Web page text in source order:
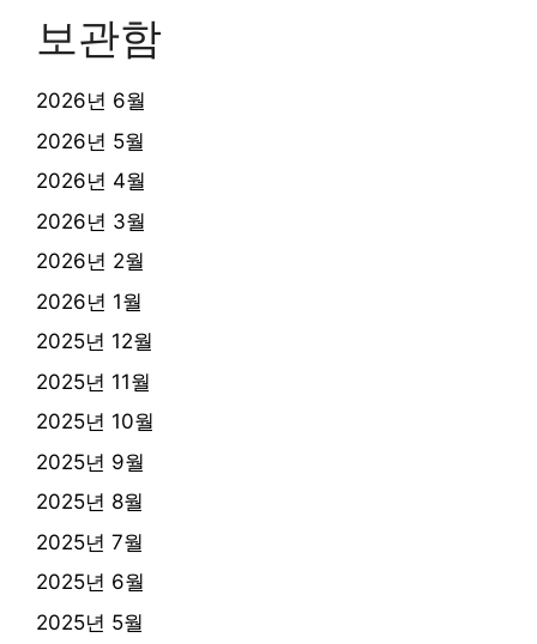
보관함
2026년 6월
2026년 5월
2026년 4월
2026년 3월
2026년 2월
2026년 1월
2025년 12월
2025년 11월
2025년 10월
2025년 9월
2025년 8월
2025년 7월
2025년 6월
2025년 5월